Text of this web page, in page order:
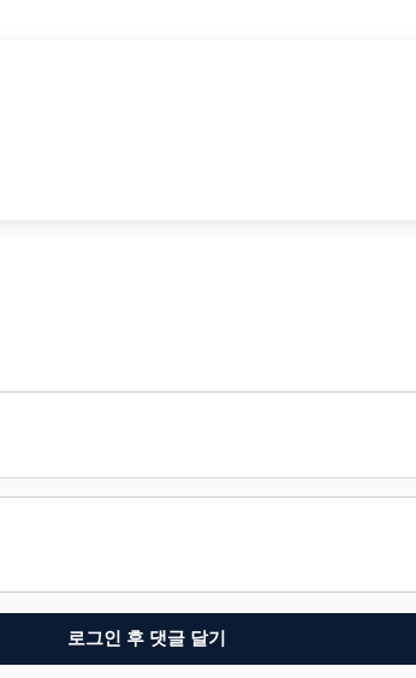
로그인 후 댓글 달기